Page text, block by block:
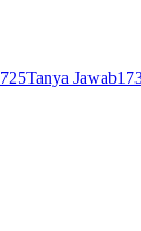
725Tanya Jawab